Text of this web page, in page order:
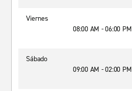
Viernes
08:00 AM - 06:00 PM
Sábado
09:00 AM - 02:00 PM